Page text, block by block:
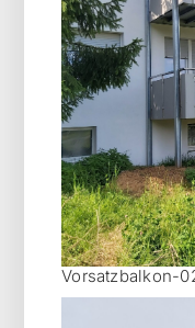
Vorsatzbalkon-